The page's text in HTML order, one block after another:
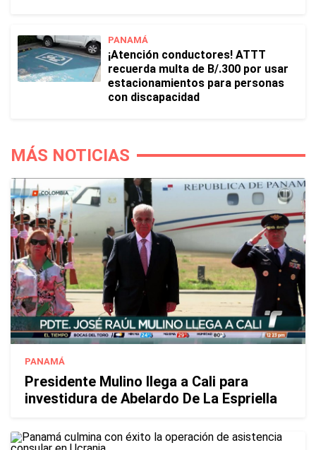
PANAMÁ
¡Atención conductores! ATTT
recuerda multa de B/.300 por usar
estacionamientos para personas
con discapacidad
MÁS NOTICIAS
PANAMÁ
Presidente Mulino llega a Cali para
investidura de Abelardo De La Espriella